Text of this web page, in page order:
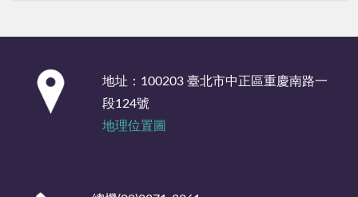
地址：100203 臺北市中正區重慶南路一
段124號
地理位置圖